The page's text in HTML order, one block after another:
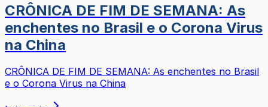
CRÔNICA DE FIM DE SEMANA: As
enchentes no Brasil e o Corona Virus
na China
CRÔNICA DE FIM DE SEMANA: As enchentes no Brasil
e o Corona Virus na China